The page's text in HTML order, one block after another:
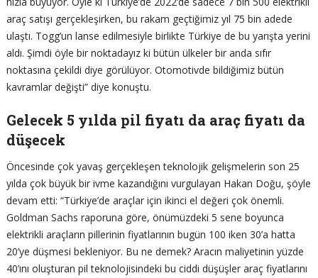
araç satışı gerçekleşirken, bu rakam geçtiğimiz yıl 75 bin adede
ulaştı. Togg’un lanse edilmesiyle birlikte Türkiye de bu yarışta yerini
aldı. Şimdi öyle bir noktadayız ki bütün ülkeler bir anda sıfır
noktasına çekildi diye görülüyor. Otomotivde bildiğimiz bütün
kavramlar değişti” diye konuştu.
Gelecek 5 yılda pil fiyatı da araç fiyatı da
düşecek
Öncesinde çok yavaş gerçekleşen teknolojik gelişmelerin son 25
yılda çok büyük bir ivme kazandığını vurgulayan Hakan Doğu, şöyle
devam etti: “Türkiye’de araçlar için ikinci el değeri çok önemli.
Goldman Sachs raporuna göre, önümüzdeki 5 sene boyunca
elektrikli araçların pillerinin fiyatlarının bugün 100 iken 30’a hatta
20’ye düşmesi bekleniyor. Bu ne demek? Aracın maliyetinin yüzde
40’ını oluşturan pil teknolojisindeki bu ciddi düşüşler araç fiyatlarını